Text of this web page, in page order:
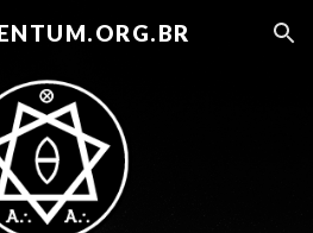
Skip to navigation